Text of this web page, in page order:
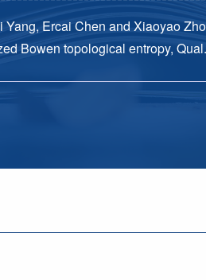
Yang, Ercai Chen and Xiaoyao
Bowen topological entropy,